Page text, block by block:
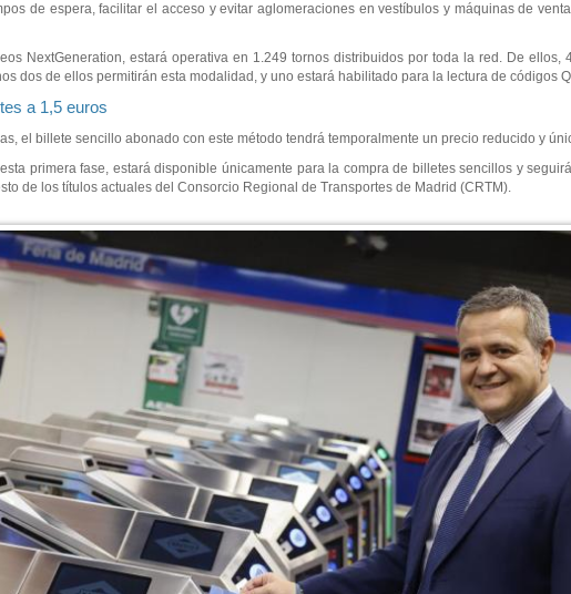
de espera, facilitar el acceso y evitar aglomeraciones en vestíbulos y máquinas de
NextGeneration, estará operativa en 1.249 tornos distribuidos por toda la red. De ellos,
dos de ellos permitirán esta modalidad, y uno estará habilitado para la lectura de códigos
a 1,5 euros
el billete sencillo abonado con este método tendrá temporalmente un precio reducido y
primera fase, estará disponible únicamente para la compra de billetes sencillos y
de los títulos actuales del Consorcio Regional de Transportes de Madrid (CRTM).